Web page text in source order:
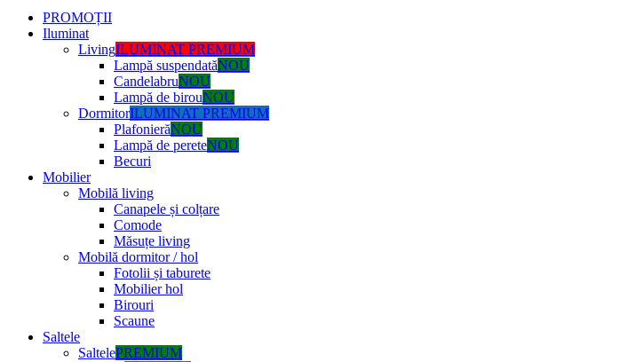
PROMOȚII
Iluminat
LivingILUMINAT PREMIUM
Lampă suspendatăNOU
CandelabruNOU
Lampă de birouNOU
DormitorILUMINAT PREMIUM
PlafonierăNOU
Lampă de pereteNOU
Becuri
Mobilier
Mobilă living
Canapele și colțare
Comode
Măsuțe living
Mobilă dormitor / hol
Fotolii și taburete
Mobilier hol
Birouri
Scaune
Saltele
SaltelePREMIUM